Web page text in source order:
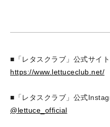
■「レタスクラブ」公式サイト
https://www.lettuceclub.net/
■「レタスクラブ」公式
@lettuce_official